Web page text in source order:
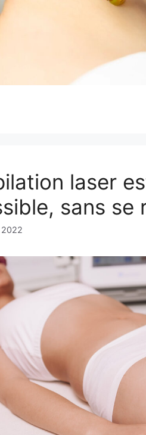
laser
sans se
2022